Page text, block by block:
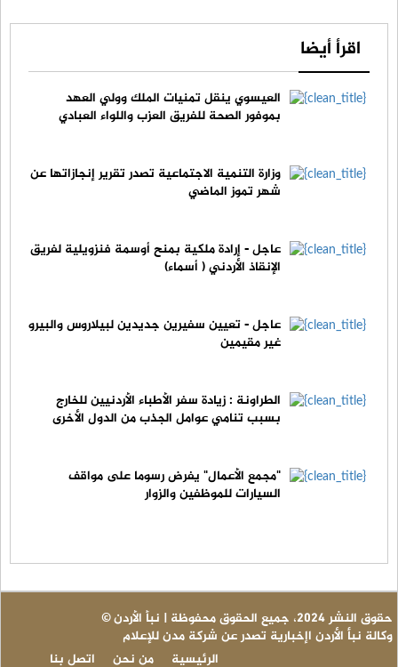
اقرأ أيضا
العيسوي ينقل تمنيات الملك وولي العهد
بموفور الصحة للفريق العزب واللواء العبادي
وزارة التنمية الاجتماعية تصدر تقرير إنجازاتها عن
شهر تموز الماضي
عاجل - إرادة ملكية بمنح أوسمة فنزويلية لفريق
الإنقاذ الأردني ( أسماء)
عاجل - تعيين سفيرين جديدين لبيلاروس والبيرو
غير مقيمين
الطراونة : زيادة سفر الأطباء الأردنيين للخارج
بسبب تنامي عوامل الجذب من الدول الأخرى
"مجمع الأعمال" يفرض رسوما على مواقف
السيارات للموظفين والزوار
© حقوق النشر 2024، جميع الحقوق محفوظة | نبأ الأردن
وكالة نبأ الأردن اإخبارية تصدر عن شركة مدن للإعلام
اتصل بنا
من نحن الرئيسية